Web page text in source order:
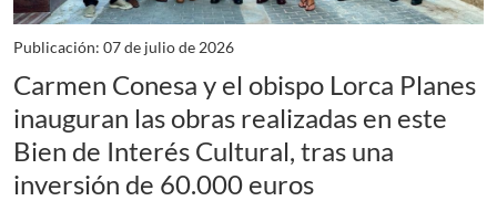
Publicación: 07 de julio de 2026
Carmen Conesa y el obispo Lorca Planes
inauguran las obras realizadas en este
Bien de Interés Cultural, tras una
inversión de 60.000 euros